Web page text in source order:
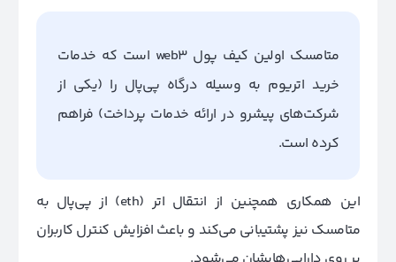
متامسک اولین کیف پول web3 است که خدمات
خرید اتریوم به وسیله درگاه پی‌پال را (یکی از
شرکت‌های پیشرو در ارائه خدمات پرداخت) فراهم
کرده است.
این همکاری همچنین از انتقال اتر (eth) از پی‌پال به
متامسک نیز پشتیبانی می‌کند و باعث افزایش کنترل کاربران